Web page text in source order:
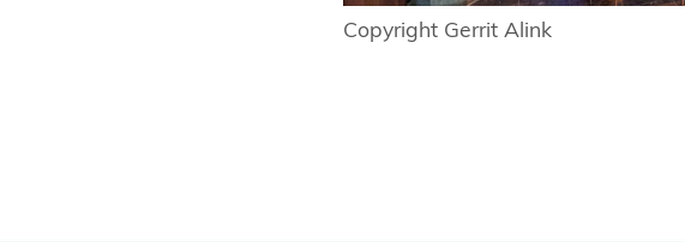
Copyright Gerrit Alink